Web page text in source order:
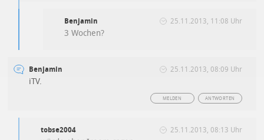
Benjamin 25.11.2013, 11:08 Uhr
3 Wochen?
Benjamin 25.11.2013, 08:09 Uhr
iTV.
ANTWORTEN
MELDEN
tobse2004 25.11.2013, 08:13 Uhr